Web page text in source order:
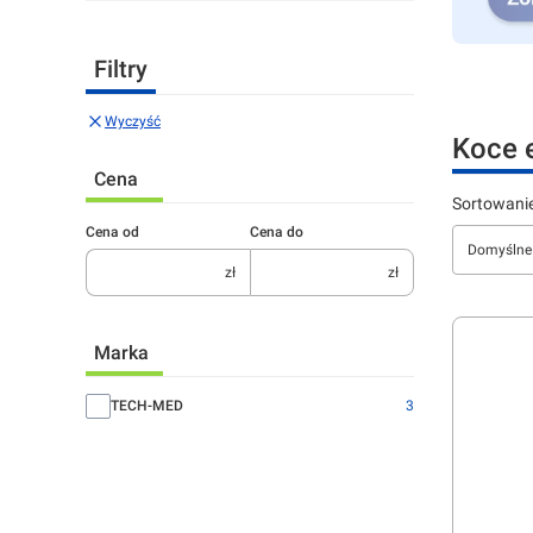
Filtry
Wyczyść
Cena
Cena od
zł
Cena do
zł
Marka
MarkaTECH-MED 3
Koce
Lista
Domyślne